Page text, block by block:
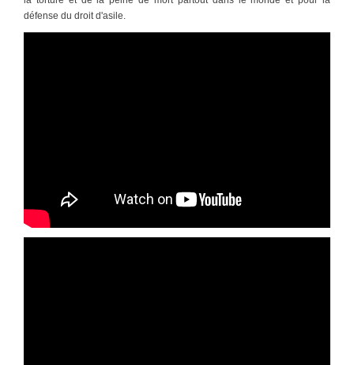
défense du droit d'asile.